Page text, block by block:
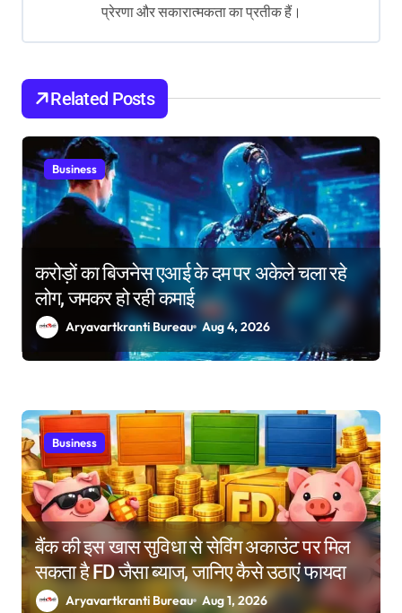
o
n
प्रेरणा और सकारात्मकता का प्रतीक हैं।
Related Posts
Business
करोड़ों का बिजनेस एआई के दम पर अकेले चला रहे
लोग, जमकर हो रही कमाई
Aryavartkranti Bureau Aug 4, 2026
Business
बैंक की इस खास सुविधा से सेविंग अकाउंट पर मिल
सकता है FD जैसा ब्याज, जानिए कैसे उठाएं फायदा
Aryavartkranti Bureau Aug 1, 2026